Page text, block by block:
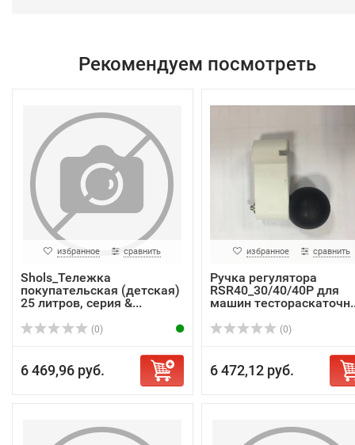
Рекомендуем посмотреть
избранное сравнить
Shols_Тележка
покупательская (детская)
25 литров, серия &...
(0)
6 469,96 руб.
избранное сравнить
Ручка регулятора
RSR40_30/40/40P для
машин
(0)
6 472,12 руб.